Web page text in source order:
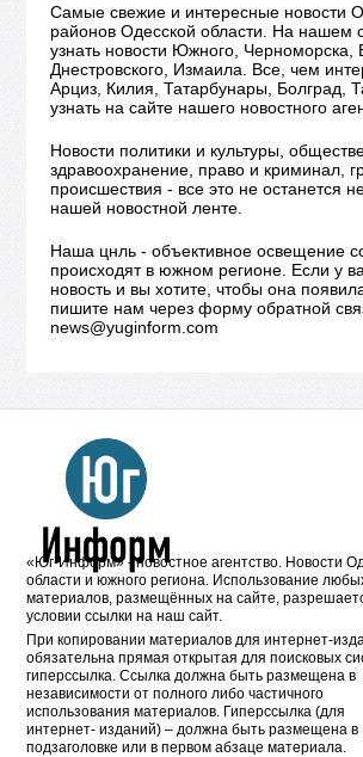
Самые свежие и интересные новости
районов Одесской области. На нашем
узнать новости Южного, Черноморска,
Днестровского, Измаила. Все, чем
Арциз, Килия, Татарбунары, Болград,
узнать на сайте нашего новостного
Новости политики и культуры,
здравоохранение, право и криминал,
происшествия - все это не останется
нашей новостной ленте.
Наша цнль - объективное освещение
происходят в южном регионе. Если у
новость и вы хотите, чтобы она
пишите нам через форму обратной
news@yuginform.com
«Юг-Информ» - новостное агентство. Новости
области и южного региона. Использование
материалов, размещённых на сайте,
условии ссылки на наш сайт.
При копировании материалов для интернет-
обязательна прямая открытая для поисковых
гиперссылка. Ссылка должна быть размещена в
независимости от полного либо частичного
использования материалов. Гиперссылка (для
интернет- изданий) – должна быть размещена в
подзаголовке или в первом абзаце материала.